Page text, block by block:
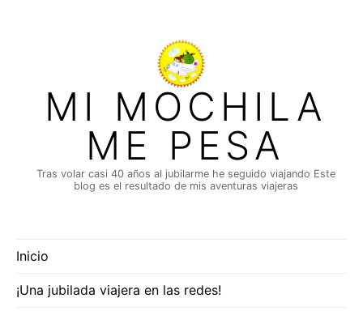
MI MOCHILA
ME PESA
Tras volar casi 40 años al jubilarme he seguido viajando Este
blog es el resultado de mis aventuras viajeras
Inicio
¡Una jubilada viajera en las redes!